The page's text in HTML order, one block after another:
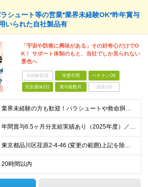
シュート等の営業*業界未経験OK*昨年賞与
いられた自社製品有
「宇宙や防衛に興味がある」その好奇心だけでO
K！ サポート体制のもと、当社でしか見られない
景色へ
未経験歓迎 学歴不問 ベテランOK
完全週休2日 賞与複数月 面接1回
業界未経験の方も歓迎！パラシュートや救命胴衣などの知識がなくても全く問題ありません！ ★メーカーでの営業経験もしくは官公庁向けの営業経験がある方（年数不問） ※学歴不問 【以下のような方をお待ちし
年間賞与6.5ヶ月分支給実績あり（2025年度）／住宅手当2万円以上 ■1年目想定年収400万円～600万円 ┗月給25万円～35万円＋各種手当＋賞与年2回（昨年度実績6.5カ月） 昇給率：202
東京都品川区荏原2-4-46 (変更の範囲)上記を除く当社関連勤務地
20時間以内